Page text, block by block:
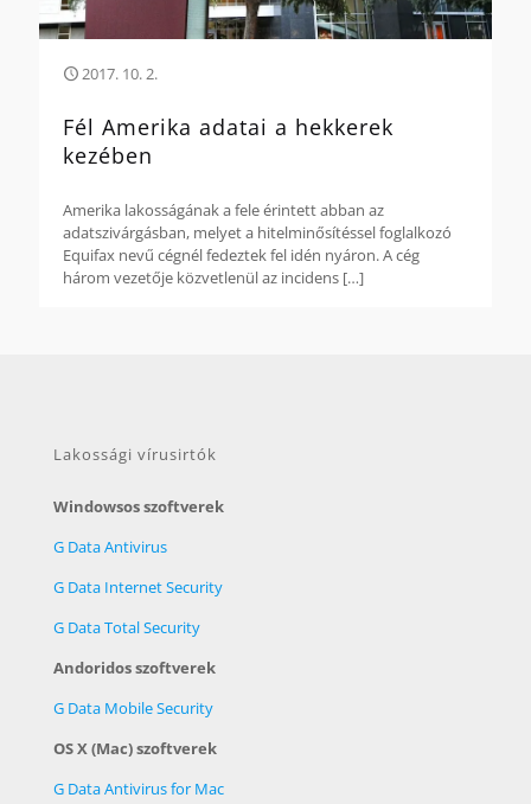
2017. 10. 2.
Fél Amerika adatai a hekkerek
kezében
Amerika lakosságának a fele érintett abban az
adatszivárgásban, melyet a hitelminősítéssel foglalkozó
Equifax nevű cégnél fedeztek fel idén nyáron. A cég
három vezetője közvetlenül az incidens […]
Lakossági vírusirtók
Windowsos szoftverek
G Data Antivirus
G Data Internet Security
G Data Total Security
Andoridos szoftverek
G Data Mobile Security
OS X (Mac) szoftverek
G Data Antivirus for Mac